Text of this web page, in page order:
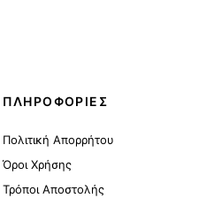
ΠΛΗΡΟΦΟΡΙΕΣ
Πολιτική Απορρήτου
Όροι Χρήσης
Τρόποι Αποστολής